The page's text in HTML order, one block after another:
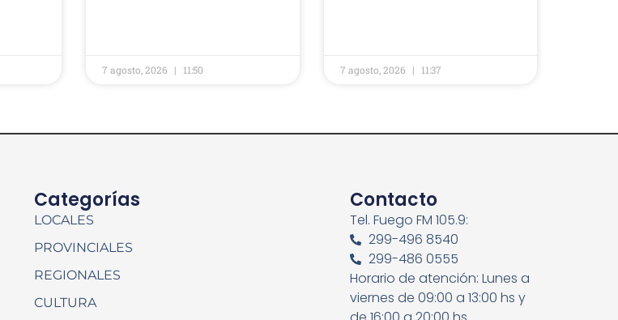
7 agosto, 2026 11:50 7 agosto, 2026 11:37
Categorías
LOCALES
PROVINCIALES
REGIONALES
CULTURA
Contacto
Tel. Fuego FM 105.9:
299-496 8540
299-486 0555
Horario de atención: Lunes a
viernes de 09:00 a 13:00 hs y